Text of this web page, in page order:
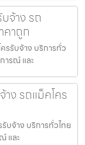
จ้าง รถ
คาถูก
รรับจ้าง บริการทั่ว
ารณ์ และ
าง รถแม็คโคร
รับจ้าง บริการทั่วไทย
และ